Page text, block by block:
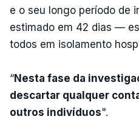
e o seu longo período de
estimado em 42 dias —
todos em isolamento
“Nesta fase da
descartar qualquer
outros indivíduos".